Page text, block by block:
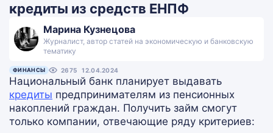
кредиты из средств ЕНПФ
Марина Кузнецова
Журналист, автор статей на экономическую и банковскую
тематику
ФИНАНСЫ 2675 12.04.2024
Национальный банк планирует выдавать
кредиты предпринимателям из пенсионных
накоплений граждан. Получить займ смогут
только компании, отвечающие ряду критериев: